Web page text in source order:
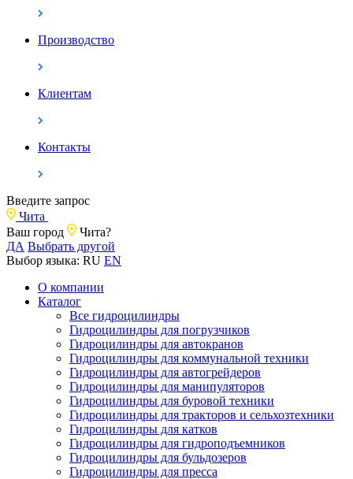
Производство
Клиентам
Контакты
Введите запрос
Чита
Ваш город
Чита?
ДА Выбрать другой
Выбор языка: RU EN
О компании
Каталог
Все гидроцилиндры
Гидроцилиндры для погрузчиков
Гидроцилиндры для автокранов
Гидроцилиндры для коммунальной техники
Гидроцилиндры для автогрейдеров
Гидроцилиндры для манипуляторов
Гидроцилиндры для буровой техники
Гидроцилиндры для тракторов и сельхозтехники
Гидроцилиндры для катков
Гидроцилиндры для гидроподъемников
Гидроцилиндры для бульдозеров
Гидроцилиндры для пресса